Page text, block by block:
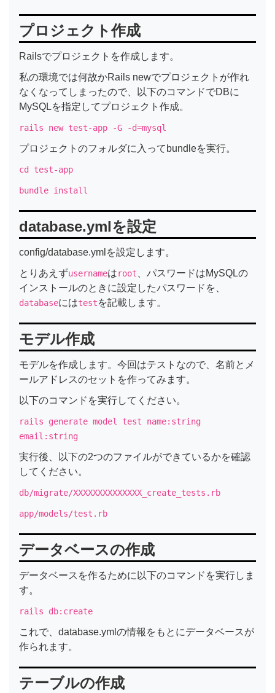
プロジェクト作成
Railsでプロジェクトを作成します。
私の環境では何故かRails newでプロジェクトが作れ
なくなってしまったので、以下のコマンドでDBに
MySQLを指定してプロジェクト作成。
rails new test-app -G -d=mysql
プロジェクトのフォルダに入ってbundleを実行。
cd test-app
bundle install
database.ymlを設定
config/database.ymlを設定します。
とりあえずusernameはroot 、パスワードはMySQLの
インストールのときに設定したパスワードを、
databaseにはtestを記載します。
モデル作成
モデルを作成します。今回はテストなので、名前とメ
ールアドレスのセットを作ってみます。
以下のコマンドを実行してください。
rails generate model test name:string
email:string
実行後、以下の2つのファイルができているかを確認
してください。
db/migrate/XXXXXXXXXXXXXX_create_tests.rb
app/models/test.rb
データベースの作成
データベースを作るために以下のコマンドを実行しま
す。
rails db:create
これで、database.ymlの情報をもとにデータベースが
作られます。
テーブルの作成